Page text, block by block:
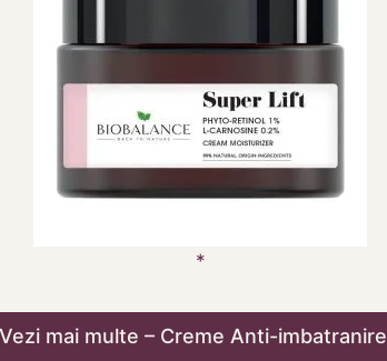
Vezi mai multe – Creme Anti-imbatranire